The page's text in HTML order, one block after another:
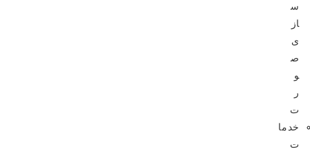
س
از
ی
ص
و
ر
ت
خدما
ت